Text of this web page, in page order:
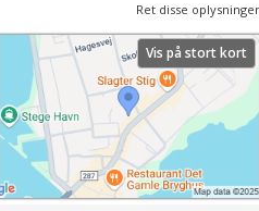
Ret disse oplysninger
Vis på stort kort